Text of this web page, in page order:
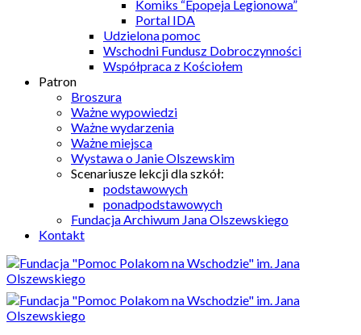
Komiks “Epopeja Legionowa”
Portal IDA
Udzielona pomoc
Wschodni Fundusz Dobroczynności
Współpraca z Kościołem
Patron
Broszura
Ważne wypowiedzi
Ważne wydarzenia
Ważne miejsca
Wystawa o Janie Olszewskim
Scenariusze lekcji dla szkół:
podstawowych
ponadpodstawowych
Fundacja Archiwum Jana Olszewskiego
Kontakt